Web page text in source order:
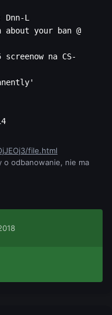
Dnn-L
about your ban @
screenow na CS-
file.html
o odbanowanie, nie ma